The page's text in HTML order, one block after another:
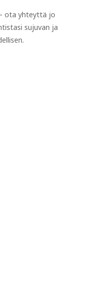
ota yhteyttä jo
sujuvan ja